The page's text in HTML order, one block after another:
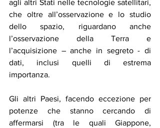
agli altri Stati nelle tecnologie satellitari,
che oltre all’osservazione e lo studio
dello spazio, riguardano anche
l’osservazione della Terra e
l’acquisizione – anche in segreto - di
dati, inclusi quelli di estrema
importanza.
Gli altri Paesi, facendo eccezione per
potenze che stanno cercando di
affermarsi (tra le quali Giappone,